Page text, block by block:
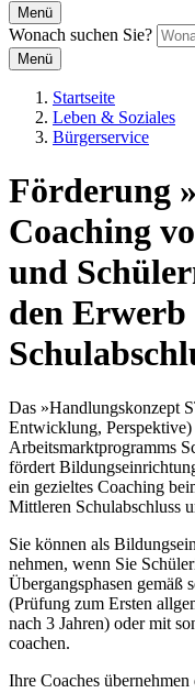
Menü
Wonach suchen Sie?
Menü
Startseite
Leben & Soziales
Bürgerservice
Förderung
Coaching
und
den Erwerb
Das »Handlungskonzept
Entwicklung,
Arbeitsmarktprogramms
fördert
ein gezieltes Coaching
Mittleren Schulabschluss
Sie können als
nehmen, wenn Sie
Übergangsphasen gemäß
(Prüfung zum Ersten
nach 3 Jahren) oder mit
coachen.
Ihre Coaches